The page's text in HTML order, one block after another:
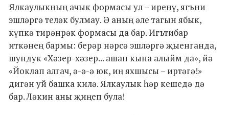
Ялкаулыкның ачык формасы ул – иренү, ягъни
эшләргә теләк булмау. Ә аның әле тагын ябык,
күпкә тирәнрәк формасы да бар. Игътибар
иткәнең бармы: берәр нәрсә эшләргә җыенганда,
шундук «Хәзер-хәзер... ашап кына алыйм да», йә
«Йоклап алгач, ә-ә-ә юк, иң яхшысы – иртәгә!»
дигән уй башка килә. Ялкаулык һәр кешедә дә
бар. Ләкин аны җиңеп була!